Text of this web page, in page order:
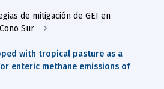
de mitigación de GEI en
Sur
with tropical pasture as a
enteric methane emissions of